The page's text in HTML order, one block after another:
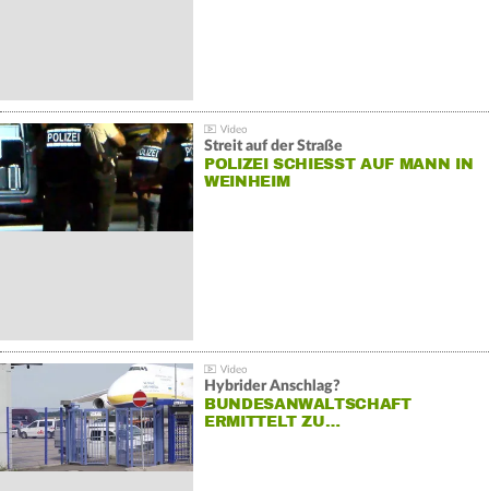
Streit auf der Straße
POLIZEI SCHIESST AUF MANN IN W
EINHEIM
Hybrider Anschlag?
BUNDESANWALTSCHAFT
ERMITTELT ZU…